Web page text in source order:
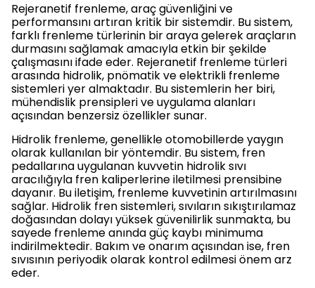
Rejeranetif frenleme, araç güvenliğini ve
performansını artıran kritik bir sistemdir. Bu sistem,
farklı frenleme türlerinin bir araya gelerek araçların
durmasını sağlamak amacıyla etkin bir şekilde
çalışmasını ifade eder. Rejeranetif frenleme türleri
arasında hidrolik, pnömatik ve elektrikli frenleme
sistemleri yer almaktadır. Bu sistemlerin her biri,
mühendislik prensipleri ve uygulama alanları
açısından benzersiz özellikler sunar.
Hidrolik frenleme, genellikle otomobillerde yaygın
olarak kullanılan bir yöntemdir. Bu sistem, fren
pedallarına uygulanan kuvvetin hidrolik sıvı
aracılığıyla fren kaliperlerine iletilmesi prensibine
dayanır. Bu iletişim, frenleme kuvvetinin artırılmasını
sağlar. Hidrolik fren sistemleri, sıvıların sıkıştırılamaz
doğasından dolayı yüksek güvenilirlik sunmakta, bu
sayede frenleme anında güç kaybı minimuma
indirilmektedir. Bakım ve onarım açısından ise, fren
sıvısının periyodik olarak kontrol edilmesi önem arz
eder.